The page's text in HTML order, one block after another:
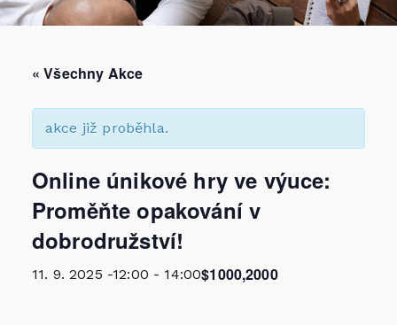
« Všechny Akce
akce již proběhla.
Online únikové hry ve výuce:
Proměňte opakování v
dobrodružství!
11. 9. 2025 -12:00 - 14:00$1000,2000